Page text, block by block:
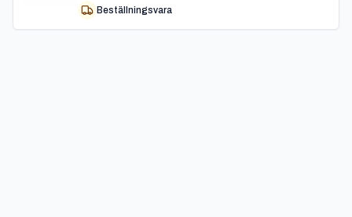
Beställningsvara